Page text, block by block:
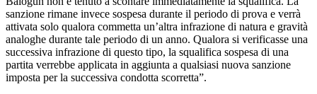
sanzione rimane invece sospesa durante il periodo di prova e verrà
attivata solo qualora commetta un’altra infrazione di natura e gravità
analoghe durante tale periodo di un anno. Qualora si verificasse una
successiva infrazione di questo tipo, la squalifica sospesa di una
partita verrebbe applicata in aggiunta a qualsiasi nuova sanzione
imposta per la successiva condotta scorretta”.